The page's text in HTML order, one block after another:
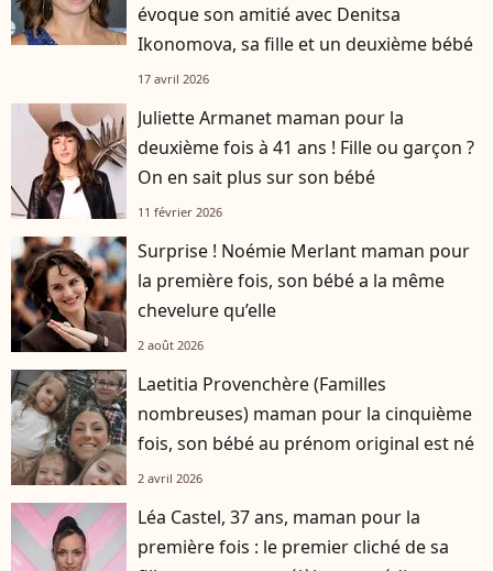
évoque son amitié avec Denitsa
Ikonomova, sa fille et un deuxième bébé
17 avril 2026
Juliette Armanet maman pour la
deuxième fois à 41 ans ! Fille ou garçon ?
On en sait plus sur son bébé
11 février 2026
Surprise ! Noémie Merlant maman pour
la première fois, son bébé a la même
chevelure qu’elle
2 août 2026
Laetitia Provenchère (Familles
nombreuses) maman pour la cinquième
fois, son bébé au prénom original est né
2 avril 2026
Léa Castel, 37 ans, maman pour la
première fois : le premier cliché de sa